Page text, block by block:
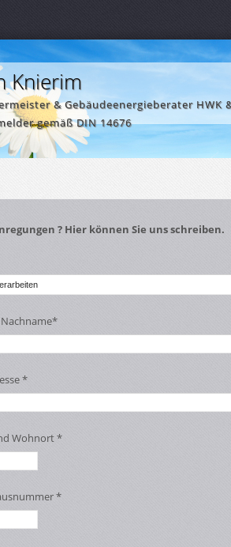
Knierim
& Gebäudeenergieberater HWK
gemäß DIN 14676
? Hier können Sie uns schreiben.
*
Wohnort *
*